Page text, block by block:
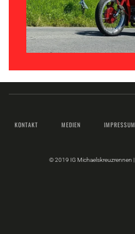
KONTAKT MEDIEN IMPRESSUM
© 2019 IG Michaelskreuzrennen |